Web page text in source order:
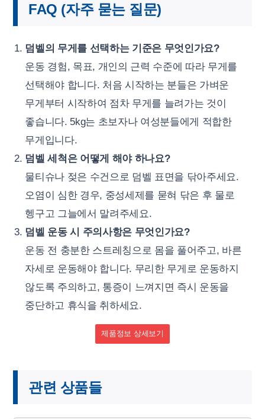
FAQ (자주 묻는 질문)
덤벨의 무게를 선택하는 기준은 무엇인가요?
운동 경험, 목표, 개인의 근력 수준에 따라 무게를
선택해야 합니다. 처음 시작하는 분들은 가벼운
무게부터 시작하여 점차 무게를 늘려가는 것이
좋습니다. 5kg는 초보자나 여성분들에게 적합한
무게입니다.
덤벨 세척은 어떻게 해야 하나요?
물티슈나 젖은 수건으로 덤벨 표면을 닦아주세요.
오염이 심한 경우, 중성세제를 묻혀 닦은 후 물로
헹구고 그늘에서 말려주세요.
덤벨 운동 시 주의사항은 무엇인가요?
운동 전 충분한 스트레칭으로 몸을 풀어주고, 바른
자세로 운동해야 합니다. 무리한 무게로 운동하지
않도록 주의하고, 통증이 느껴지면 즉시 운동을
중단하고 휴식을 취하세요.
제품정보 상세보기
관련 상품들